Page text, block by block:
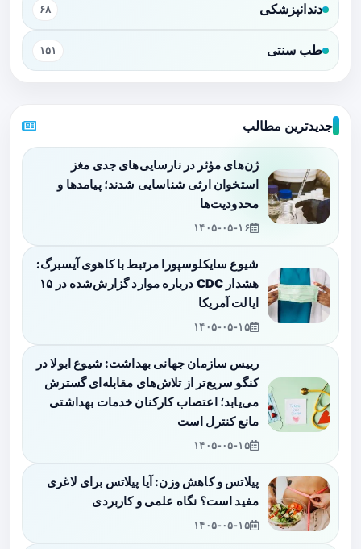
دندانپزشکی ۶۸
طب سنتی ۱۵۱
جدیدترین مطالب
ژن‌های مؤثر در نارسایی‌های جدی مغز
استخوان ارثی شناسایی شدند؛ پیامدها و
محدودیت‌ها
۱۴۰۵-۰۵-۱۶
شیوع سایکلوسپورا مرتبط با کاهوی آیسبرگ:
هشدار CDC درباره موارد گزارش‌شده در ۱۵
ایالت آمریکا
۱۴۰۵-۰۵-۱۵
رییس سازمان جهانی بهداشت: شیوع ابولا در
کنگو سریع‌تر از تلاش‌های مقابله‌ای گسترش
می‌یابد؛ اعتصاب کارکنان خدمات بهداشتی
مانع کنترل است
۱۴۰۵-۰۵-۱۵
پیلاتس و کاهش وزن: آیا پیلاتس برای لاغری
مفید است؟ نگاه علمی و کاربردی
۱۴۰۵-۰۵-۱۵